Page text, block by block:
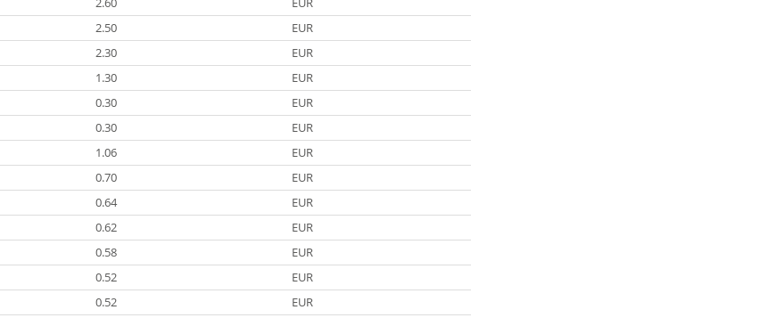
2.50
EUR
2.30
EUR
1.30
EUR
0.30
EUR
0.30
EUR
1.06
EUR
0.70
EUR
0.64
EUR
0.62
EUR
0.58
EUR
0.52
EUR
0.52
EUR